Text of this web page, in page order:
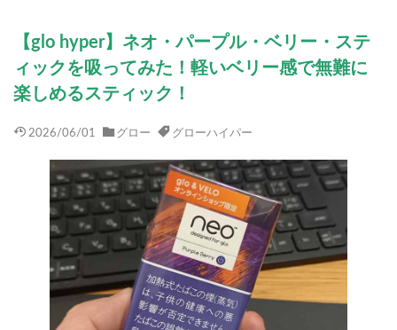
【glo hyper】ネオ・パープル・ベリー・ステ
ィックを吸ってみた！軽いベリー感で無難に
楽しめるスティック！
2026/06/01 グロー グローハイパー